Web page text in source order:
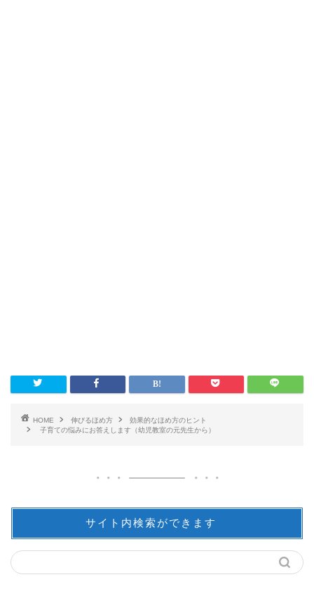
HOME 伸びるほめ方
効果的なほめ方のヒント
子育ての悩みにお答えします（幼児教室の元先生から）
サイト内検索ができます